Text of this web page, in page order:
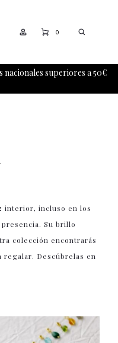
superiores a 50€
0
interior, incluso en los
Su brillo
colección encontrarás
regalar. Descúbrelas en